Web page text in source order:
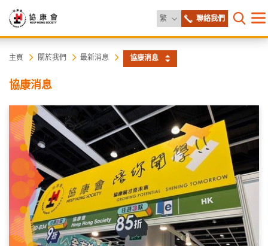
繁 更改語言聯絡我們
打開目
協
康
會
主頁 關於我們 最新消息 協康消息
協康消息